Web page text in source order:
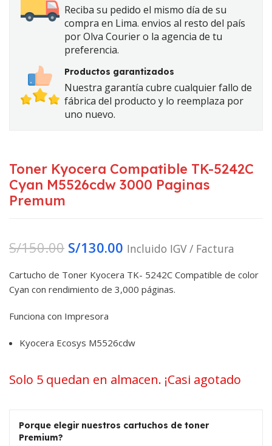
Reciba su pedido el mismo día de su
compra en Lima. envios al resto del país
por Olva Courier o la agencia de tu
preferencia.
Productos garantizados
Nuestra garantía cubre cualquier fallo de
fábrica del producto y lo reemplaza por
uno nuevo.
Toner Kyocera Compatible TK-5242C
Cyan M5526cdw 3000 Paginas
Premum
S/150.00 S/130.00 Incluido IGV / Factura
Cartucho de Toner Kyocera TK- 5242C Compatible de color
Cyan con rendimiento de 3,000 páginas.
Funciona con Impresora
Kyocera Ecosys M5526cdw
Solo 5 quedan en almacen. ¡Casi agotado
Porque elegir nuestros cartuchos de toner
Premium?